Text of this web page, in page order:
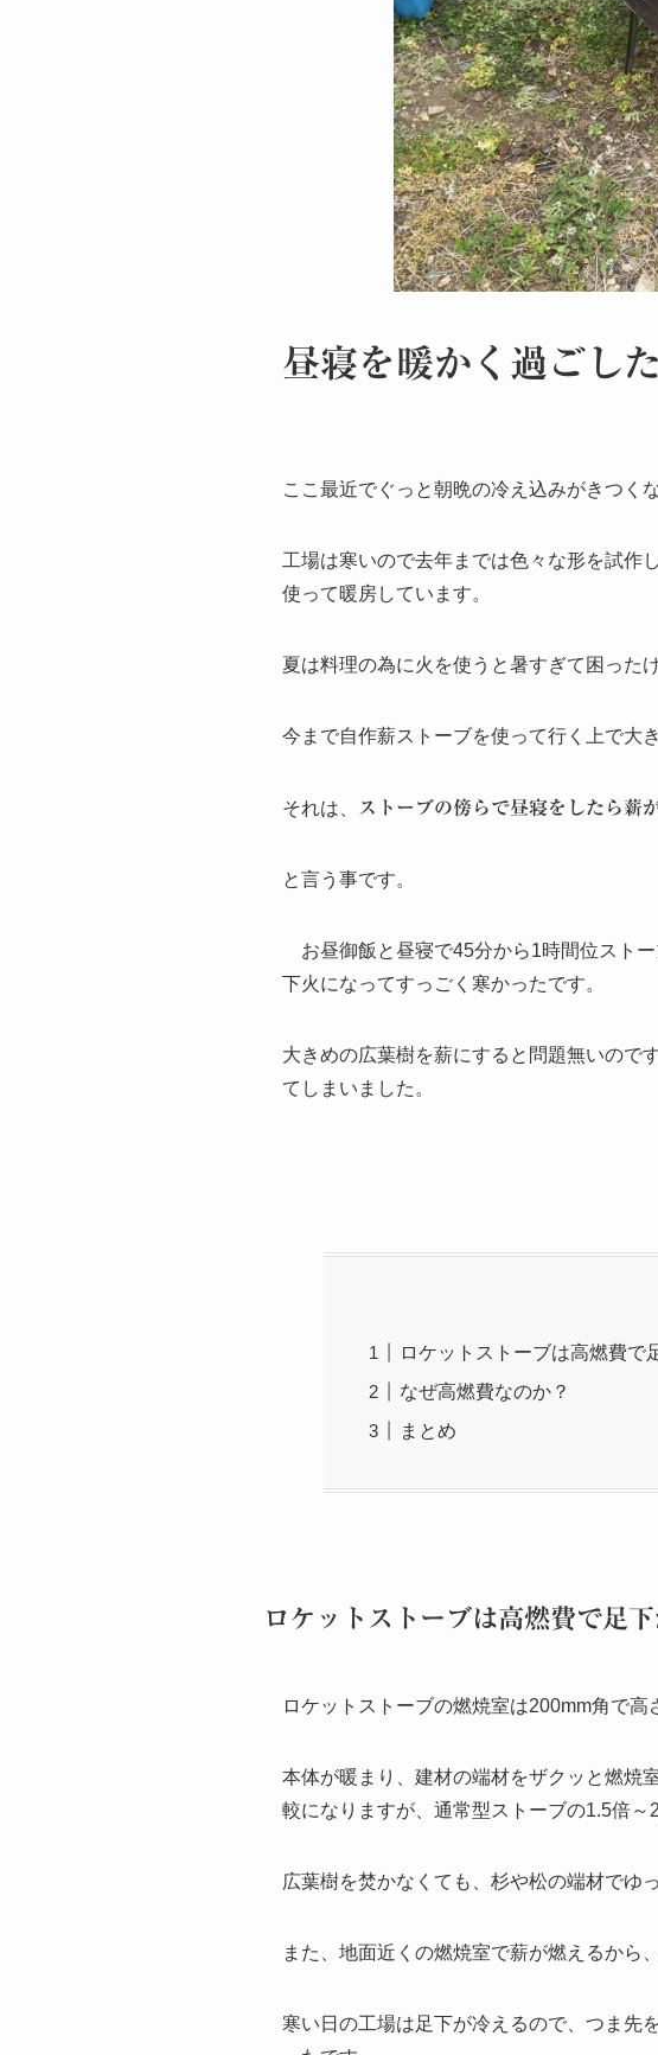
昼寝を暖かく過ごし
ここ最近でぐっと朝晩の冷え込みがきつく
工場は寒いので去年までは色々な形を試作
使って暖房しています。
夏は料理の為に火を使うと暑すぎて困った
今まで自作薪ストーブを使って行く上で大
それは、 ストーブの傍らで昼寝をしたら薪
と言う事です。
お昼御飯と昼寝で45分から1時間位スト
下火になってすっごく寒かったです。
大きめの広葉樹を薪にすると問題無いので
てしまいました。
ロケットストーブは高燃費で
なぜ高燃費なのか？
まとめ
ロケットストーブは高燃費で足
ロケットストーブの燃焼室は200mm角で高
本体が暖まり、建材の端材をザクッと燃焼
較になりますが、通常型ストーブの1.5倍～
広葉樹を焚かなくても、杉や松の端材でゆ
また、地面近くの燃焼室で薪が燃えるから
寒い日の工場は足下が冷えるので、つま先